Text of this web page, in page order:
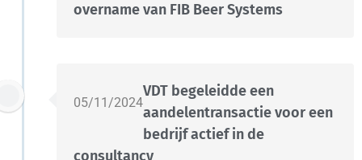
overname van FIB Beer Systems
05/11/2024
VDT begeleidde een
aandelentransactie voor een
bedrijf actief in de
consultancy